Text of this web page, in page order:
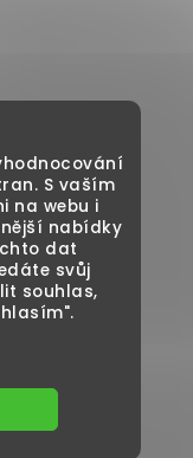
S vaším
na webu i
nabídky
dat
svůj
souhlas,